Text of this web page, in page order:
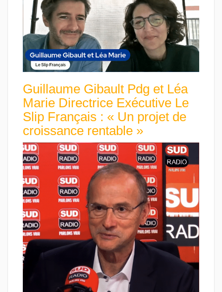
Guillaume Gibault Pdg et Léa
Marie Directrice Exécutive Le
Slip Français : « Un projet de
croissance rentable »